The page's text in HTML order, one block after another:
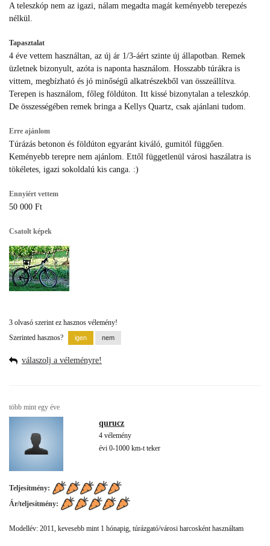
A teleszkóp nem az igazi, nálam megadta magát keményebb terepezés
nélkül.
Tapasztalat
4 éve vettem használtan, az új ár 1/3-áért szinte új állapotban. Remek
üzletnek bizonyult, azóta is naponta használom. Hosszabb túrákra is
vittem, megbízható és jó minőségű alkatrészekből van összeállítva.
Terepen is használom, főleg földúton. Itt kissé bizonytalan a teleszkóp.
De összességében remek bringa a Kellys Quartz, csak ajánlani tudom.
Erre ajánlom
Túrázás betonon és földúton egyaránt kiváló, gumitól függően.
Keményebb terepre nem ajánlom. Ettől függetlenül városi haszálatra is
tökéletes, igazi sokoldalú kis canga. :)
Ennyiért vettem
50 000 Ft
Csatolt képek
3 olvasó szerint ez hasznos vélemény!
Szerinted hasznos?
válaszolj a véleményre!
több mint egy éve
qurucz
4 vélemény
évi 0-1000 km-t teker
Teljesítmény:
Ár/teljesítmény:
Modellév: 2011, kevesebb mint 1 hónapig, túrázgató/városi harcosként használtam